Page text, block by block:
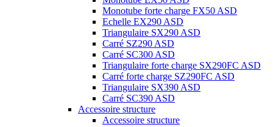
Monotube forte charge FX50 ASD
Echelle EX290 ASD
Triangulaire SX290 ASD
Carré SZ290 ASD
Carré SC300 ASD
Triangulaire forte charge SX290FC ASD
Carré forte charge SZ290FC ASD
Triangulaire SX390 ASD
Carré SC390 ASD
Accessoire structure
Accessoire structure